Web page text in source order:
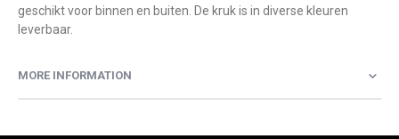
geschikt voor binnen en buiten. De kruk is in diverse kleuren
leverbaar.
MORE INFORMATION